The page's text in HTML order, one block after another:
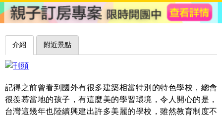
1＋1＝3 玩學樂生活|2016-02-13
介紹 附近景點
記得之前曾看到國外有很多建築相當特別的特色學校，總會
很羨慕當地的孩子，有這麼美的學習環境，令人開心的是，
台灣這幾年也陸續興建出許多美麗的學校，雖然教育制度不